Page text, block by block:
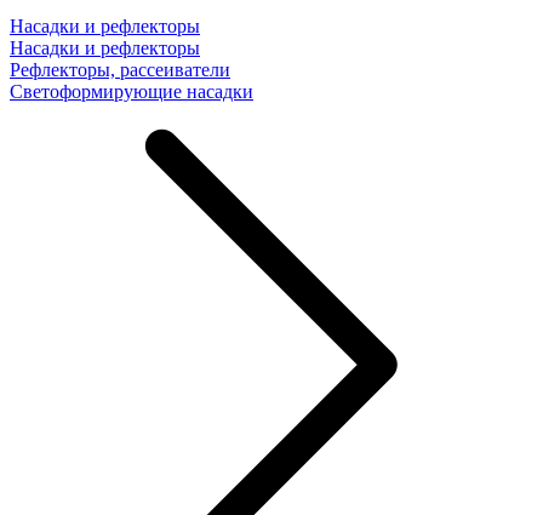
Насадки и рефлекторы
Насадки и рефлекторы
Рефлекторы, рассеиватели
Светоформирующие насадки